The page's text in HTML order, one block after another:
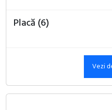
Placă (6)
Vezi